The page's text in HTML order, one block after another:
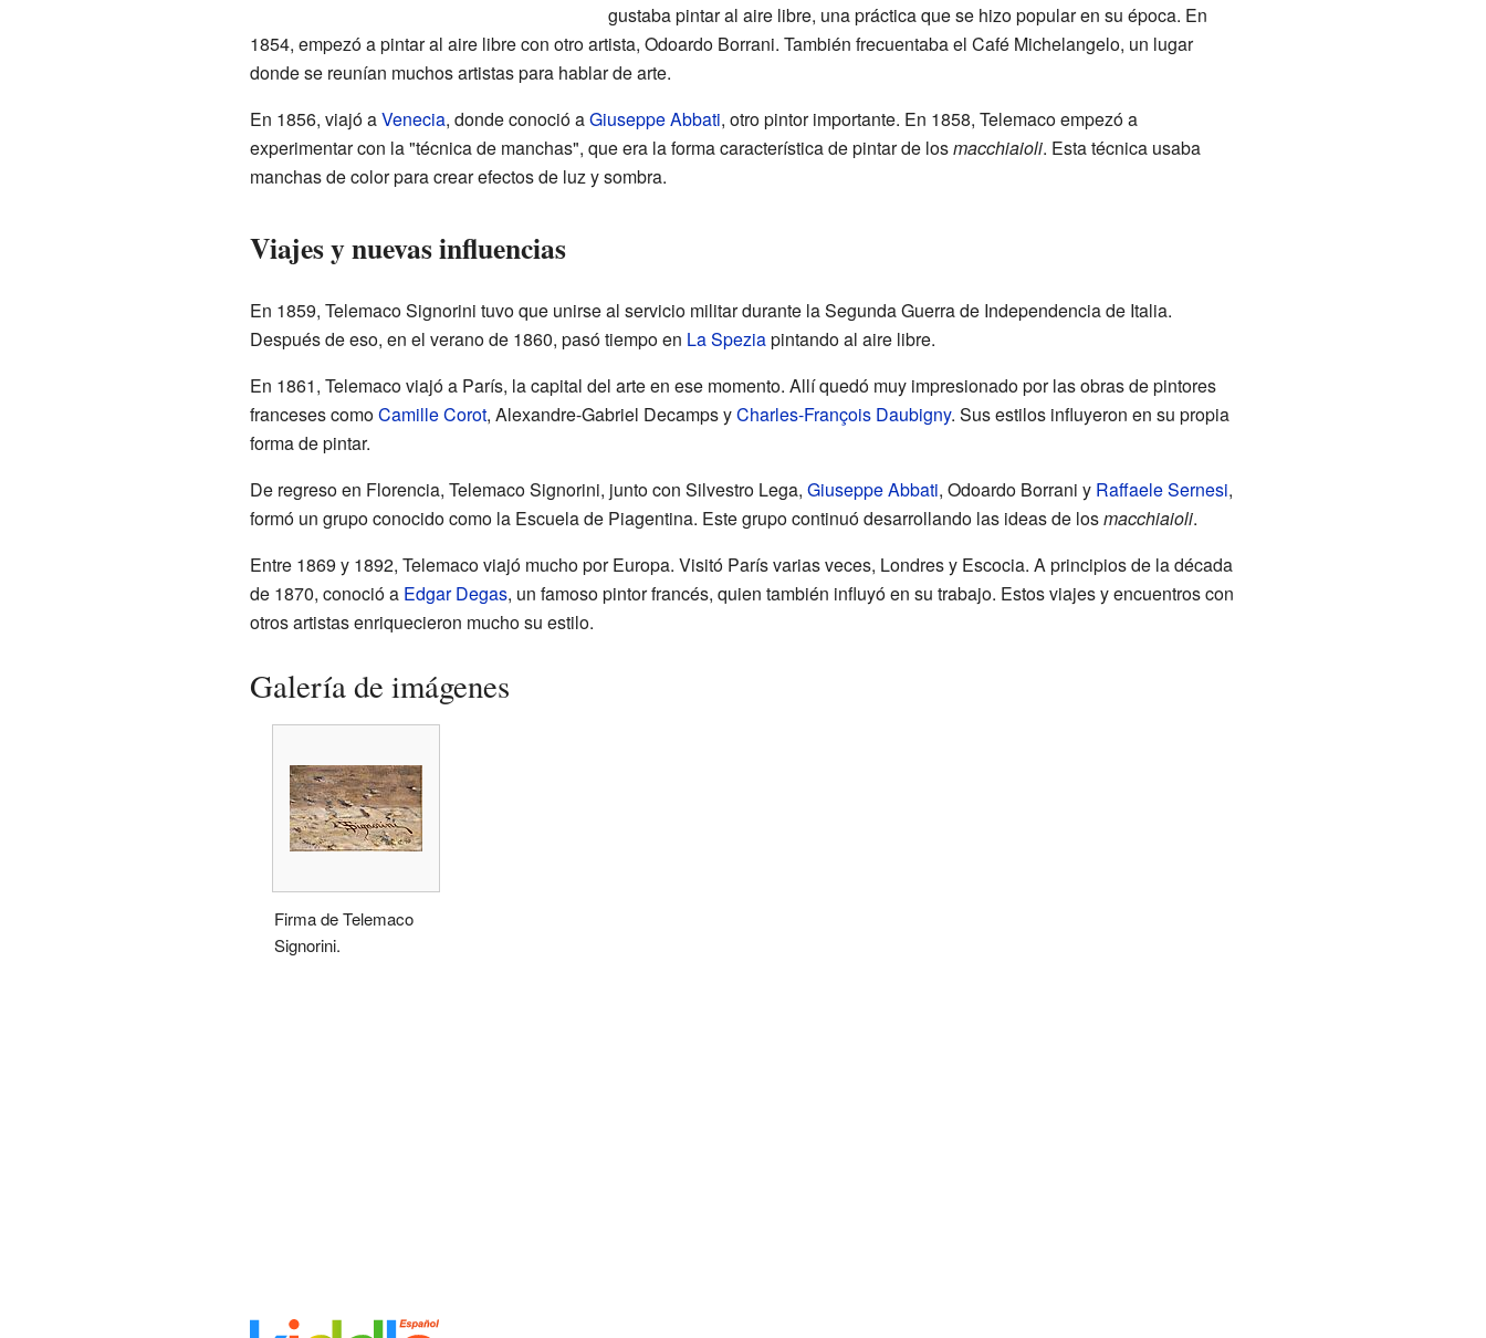
gustaba pintar al aire libre, una práctica que se hizo popular en su época. En
1854, empezó a pintar al aire libre con otro artista, Odoardo Borrani. También frecuentaba el Café Michelangelo, un lugar
donde se reunían muchos artistas para hablar de arte.
En 1856, viajó aVenecia, donde conoció aGiuseppe Abbati, otro pintor importante. En 1858, Telemaco empezó a
experimentar con la "técnica de manchas", que era la forma característica de pintar de losmacchiaioli. Esta técnica usaba
manchas de color para crear efectos de luz y sombra.
Viajes y nuevas influencias
En 1859, Telemaco Signorini tuvo que unirse al servicio militar durante la Segunda Guerra de Independencia de Italia.
Después de eso, en el verano de 1860, pasó tiempo en La Speziapintando al aire libre.
En 1861, Telemaco viajó a París, la capital del arte en ese momento. Allí quedó muy impresionado por las obras de pintores
franceses comoCamille Corot, Alexandre-Gabriel Decamps yCharles-François Daubigny. Sus estilos influyeron en su propia
forma de pintar.
De regreso en Florencia, Telemaco Signorini, junto con Silvestro Lega, Giuseppe Abbati, Odoardo Borrani y Raffaele Sernesi,
formó un grupo conocido como la Escuela de Piagentina. Este grupo continuó desarrollando las ideas de losmacchiaioli.
Entre 1869 y 1892, Telemaco viajó mucho por Europa. Visitó París varias veces, Londres y Escocia. A principios de la década
de 1870, conoció a Edgar Degas, un famoso pintor francés, quien también influyó en su trabajo. Estos viajes y encuentros con
otros artistas enriquecieron mucho su estilo.
Galería de imágenes
Firma de Telemaco
Signorini.